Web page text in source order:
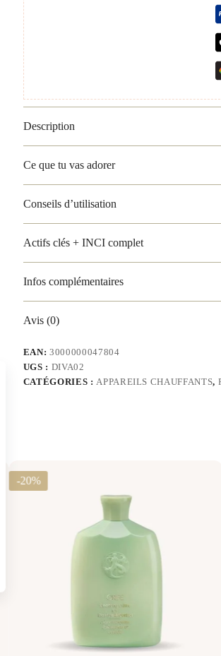
Description
Ce que tu vas adorer
Conseils d’utilisation
Actifs clés + INCI complet
Infos complémentaires
Avis (0)
EAN:3000000047804
UGS : DIVA02
CATÉGORIES :APPAREILS CHAUFFANTS,
-20%